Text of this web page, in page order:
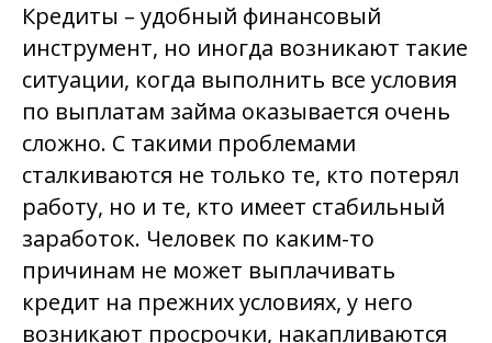
Кредиты – удобный финансовый
инструмент, но иногда возникают такие
ситуации, когда выполнить все условия
по выплатам займа оказывается очень
сложно. С такими проблемами
сталкиваются не только те, кто потерял
работу, но и те, кто имеет стабильный
заработок. Человек по каким-то
причинам не может выплачивать
кредит на прежних условиях, у него
возникают просрочки, накапливаются